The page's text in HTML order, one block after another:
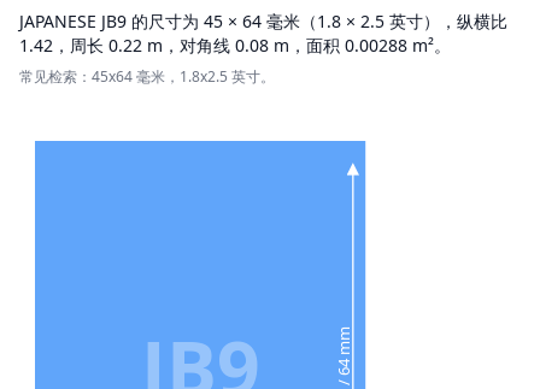
JAPANESE JB9 的尺寸为 45 × 64 毫米（1.8 × 2.5 英寸），纵横比
1.42，周长 0.22 m，对角线 0.08 m，面积 0.00288 m²。
常见检索：45x64 毫米，1.8x2.5 英寸。
JB9